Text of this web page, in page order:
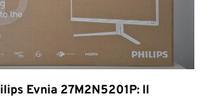
Evnia 27M2N5201P: Il